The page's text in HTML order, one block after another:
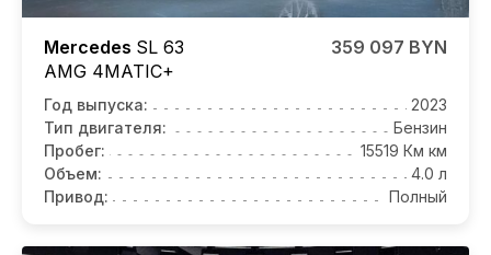
Mercedes SL 63
AMG 4MATIC+
359 097 BYN
Год выпуска:
2023
Тип двигателя:
Бензин
Пробег:
15519 Км км
Объем:
4.0 л
Привод:
Полный